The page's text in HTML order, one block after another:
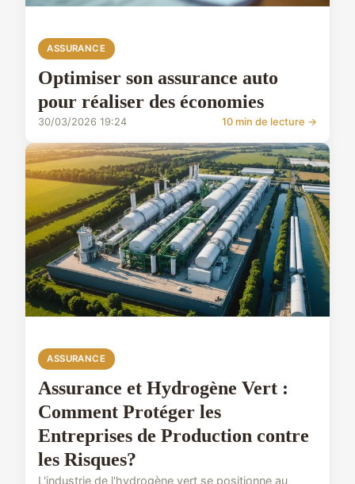
ASSURANCE
Optimiser son assurance auto
pour réaliser des économies
30/03/2026 19:24 10 min de lecture →
ASSURANCE
Assurance et Hydrogène Vert :
Comment Protéger les
Entreprises de Production contre
les Risques?
L'industrie de l'hydrogène vert se positionne au